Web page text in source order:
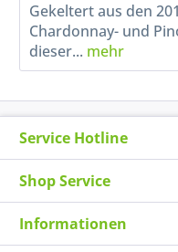
Gekeltert aus den
Chardonnay- und
dieser... mehr
Service Hotline
Shop Service
Informationen